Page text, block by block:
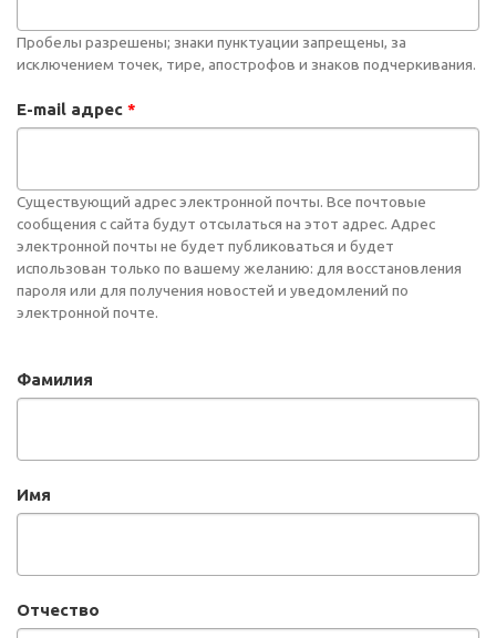
Пробелы разрешены; знаки пунктуации запрещены, за
исключением точек, тире, апострофов и знаков подчеркивания.
E-mail адрес *
Существующий адрес электронной почты. Все почтовые
сообщения с сайта будут отсылаться на этот адрес. Адрес
электронной почты не будет публиковаться и будет
использован только по вашему желанию: для восстановления
пароля или для получения новостей и уведомлений по
электронной почте.
Фамилия
Имя
Отчество